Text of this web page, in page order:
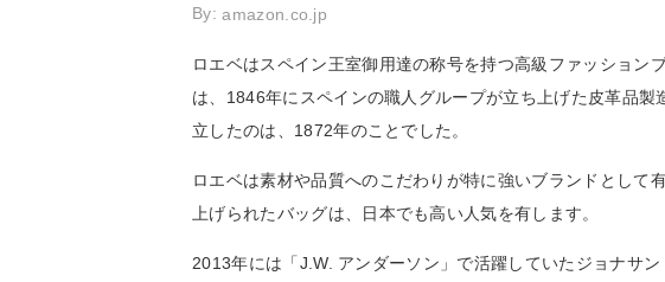
By:amazon.co.jp
ロエベはスペイン王室御用達の称号を持つ高級ファッション
は、1846年にスペインの職人グループが立ち上げた皮革品
立したのは、1872年のことでした。
ロエベは素材や品質へのこだわりが特に強いブランドとして
上げられたバッグは、日本でも高い人気を有します。
2013年には「J.W. アンダーソン」で活躍していたジョナサ